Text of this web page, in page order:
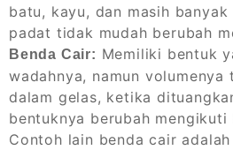
batu, kayu, dan masih
padat tidak mudah berubah
Benda Cair: Memiliki bentuk
wadahnya, namun volumenya
dalam gelas, ketika
bentuknya berubah
Contoh lain benda cair